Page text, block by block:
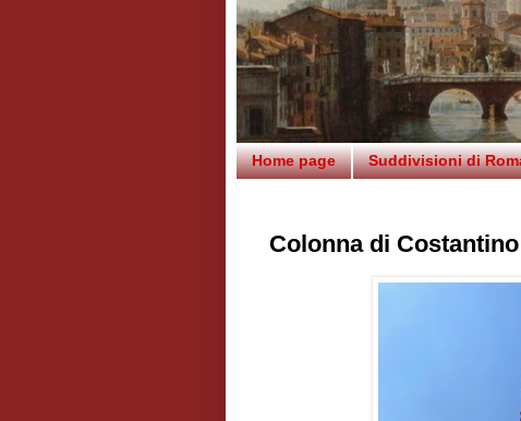
Home page Suddivisioni di
Colonna di Costantino